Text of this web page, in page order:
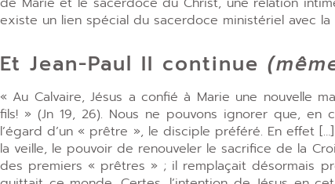
existe un lien spécial du sacerdoce ministériel avec
Et Jean-Paul II continue
« Au Calvaire, Jésus a confié à Marie une nouvelle
fils! » (Jn 19, 26). Nous ne pouvons ignorer que,
l’égard d’un « prêtre », le disciple préféré. En effet
la veille, le pouvoir de renouveler le sacrifice de la
des premiers « prêtres » ; il remplaçait désormais